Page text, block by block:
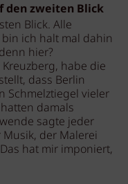
den zweiten Blick
Blick. Alle
ich halt mal dahin
hier?
habe die
dass Berlin
Schmelztiegel vieler
damals
sagte jeder
der Malerei
hat mir imponiert,